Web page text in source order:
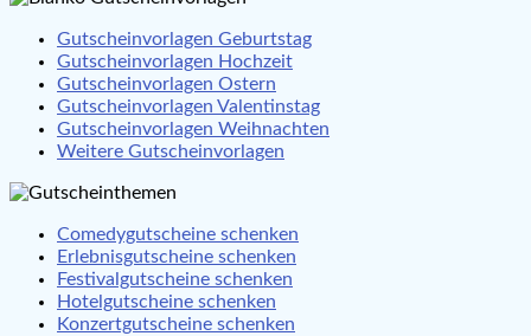
Gutscheinvorlagen Geburtstag
Gutscheinvorlagen Hochzeit
Gutscheinvorlagen Ostern
Gutscheinvorlagen Valentinstag
Gutscheinvorlagen Weihnachten
Weitere Gutscheinvorlagen
Comedygutscheine schenken
Erlebnisgutscheine schenken
Festivalgutscheine schenken
Hotelgutscheine schenken
Konzertgutscheine schenken